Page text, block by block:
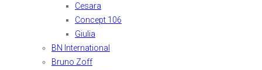
Cesara
Concept 106
Giulia
BN International
Bruno Zoff